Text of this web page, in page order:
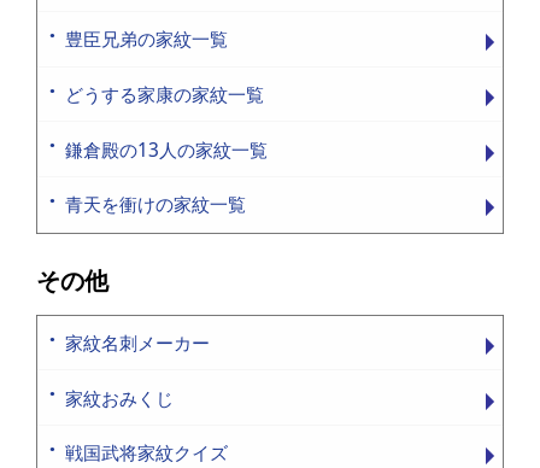
豊臣兄弟の家紋一覧
どうする家康の家紋一覧
鎌倉殿の13人の家紋一覧
青天を衝けの家紋一覧
その他
家紋名刺メーカー
家紋おみくじ
戦国武将家紋クイズ